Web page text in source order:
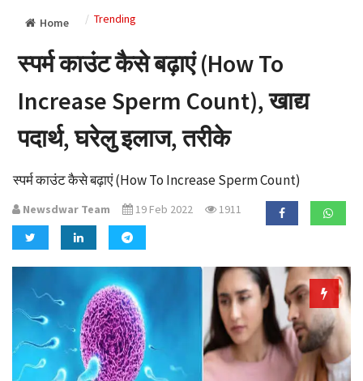
e
a
g
a
i
o
n
Home Trending
स्पर्म काउंट कैसे बढ़ाएं (How To
Increase Sperm Count), खाद्य
पदार्थ, घरेलु इलाज, तरीके
स्पर्म काउंट कैसे बढ़ाएं (How To Increase Sperm Count)
Newsdwar Team 19 Feb 2022 1911